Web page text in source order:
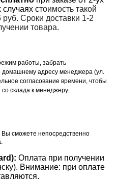
стоимость такой
руб. Сроки доставки 1-2
товара.
работы, забрать
адресу менеджера (ул.
согласование времени, чтобы
склада к менеджеру.
Вы сможете непосредственно
Оплата при получении
Внимание: при оплате